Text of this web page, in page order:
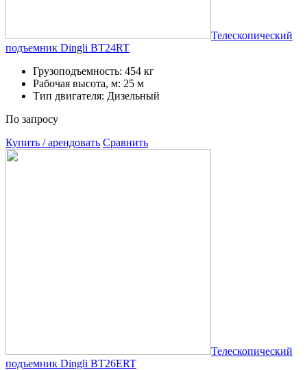
Телескопический
подъемник Dingli BT24RT
Грузоподъемность: 454 кг
Рабочая высота, м: 25 м
Тип двигателя: Дизельный
По запросу
Купить / арендовать Сравнить
Телескопический
подъемник Dingli BT26ERT